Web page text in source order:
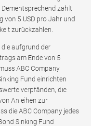
zahlt
von 5 USD pro Jahr und
zurückzahlen.
die aufgrund der
am Ende von 5
ABC Company
Fund einrichten
verpfänden, die
Anleihen zur
die ABC Company jedes
Sinking Fund